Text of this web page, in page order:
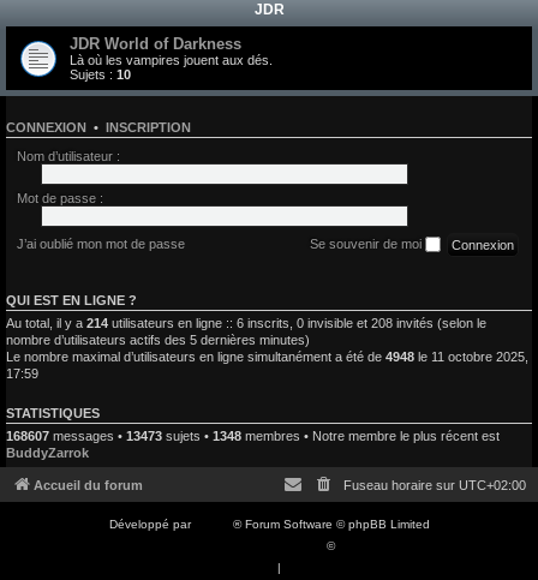
JDR
JDR World of Darkness
Là où les vampires jouent aux dés.
Sujets : 10
CONNEXION • INSCRIPTION
Nom d’utilisateur :
Mot de passe :
J’ai oublié mon mot de passe Se souvenir de moi
QUI EST EN LIGNE ?
Au total, il y a 214 utilisateurs en ligne :: 6 inscrits, 0 invisible et 208 invités (selon le
nombre d’utilisateurs actifs des 5 dernières minutes)
Le nombre maximal d’utilisateurs en ligne simultanément a été de 4948 le 11 octobre 2025,
17:59
STATISTIQUES
168607 messages • 13473 sujets • 1348 membres • Notre membre le plus récent est
BuddyZarrok
Accueil du forum Fuseau horaire sur UTC+02:00
Développé par
® Forum Software © phpBB Limited
©
|